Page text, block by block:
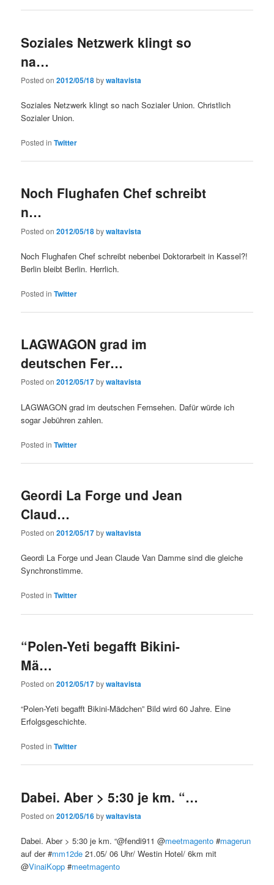
Soziales Netzwerk klingt so
na…
Posted on2012/05/18bywaltavista
Soziales Netzwerk klingt so nach Sozialer Union. Christlich
Sozialer Union.
Posted in Twitter
Noch Flughafen Chef schreibt
n…
Posted on2012/05/18bywaltavista
Noch Flughafen Chef schreibt nebenbei Doktorarbeit in Kassel?!
Berlin bleibt Berlin. Herrlich.
Posted in Twitter
LAGWAGON grad im
deutschen Fer…
Posted on2012/05/17bywaltavista
LAGWAGON grad im deutschen Fernsehen. Dafür würde ich
sogar Jebühren zahlen.
Posted in Twitter
Geordi La Forge und Jean
Claud…
Posted on2012/05/17bywaltavista
Geordi La Forge und Jean Claude Van Damme sind die gleiche
Synchronstimme.
Posted in Twitter
“Polen-Yeti begafft Bikini-
Mä…
Posted on2012/05/17bywaltavista
“Polen-Yeti begafft Bikini-Mädchen” Bild wird 60 Jahre. Eine
Erfolgsgeschichte.
Posted in Twitter
Dabei. Aber > 5:30 je km. “…
Posted on2012/05/16bywaltavista
Dabei. Aber > 5:30 je km. “@fendi911 @meetmagento #magerun
auf der #mm12de 21.05/ 06 Uhr/ Westin Hotel/ 6km mit
@VinaiKopp #meetmagento